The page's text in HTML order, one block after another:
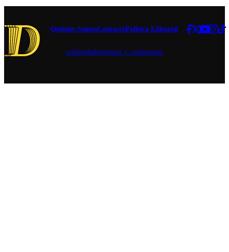
cómo
asume su
corona.
humanidad? En
respuestas que
al exjefe
Quiénes SomosContactoPolítica Editorial
publicidadtérminos y condiciones